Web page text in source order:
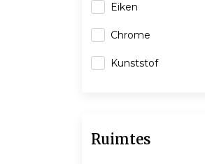
Eiken
Chrome
Kunststof
Ruimtes